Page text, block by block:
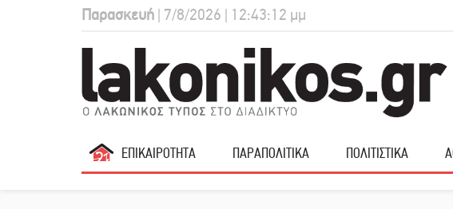
Παρασκευή | 7/8/2026 | 12:43:13 μμ
ΕΠΙΚΑΙΡΟΤΗΤΑ ΠΑΡΑΠΟΛΙΤΙΚΑ ΠΟΛΙΤΙΣΤΙΚΑ